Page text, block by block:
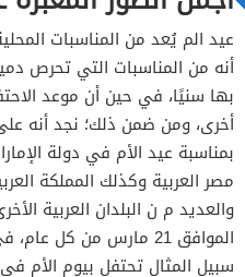
عيد الم يُعد من المناسبات
أنه من المناسبات التي تحرص
بها سنيًا، في حين أن موعد
أخرى، ومن ضمن ذلك؛ نجد أنه
بمناسبة عيد الأم في دولة
مصر العربية وكذلك المملكة
والعديد م ن البلدان العربية
الموافق 21 مارس من كل
سبيل المثال تحتفل بيوم الأم